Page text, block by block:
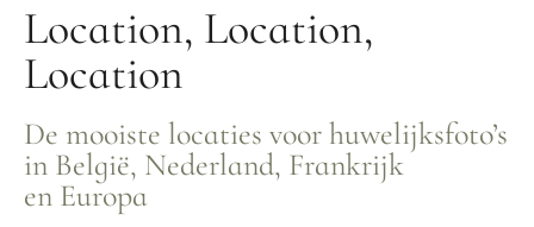
Location, Location,
Location
De mooiste locaties voor huwelijksfoto’s
in België, Nederland, Frankrijk
en Europa